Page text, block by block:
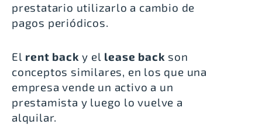
prestatario utilizarlo a cambio de
pagos periódicos.
El rent backy el lease back son
conceptos similares, en los que una
empresa vende un activo a un
prestamista y luego lo vuelve a
alquilar.